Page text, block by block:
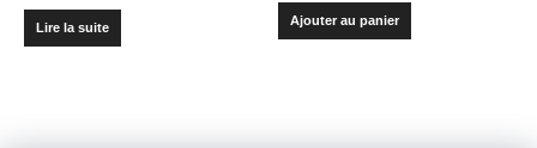
Lire la suite Ajouter au panier